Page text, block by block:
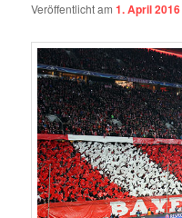
Veröffentlicht am1. April 2016